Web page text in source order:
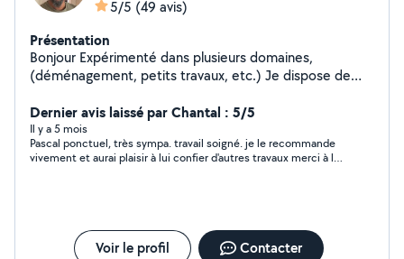
5/5 (49 avis)
Présentation
Bonjour Expérimenté dans plusieurs domaines,
(déménagement, petits travaux, etc.) Je dispose de
électroportatifs, un diable et sangles dans le cadre de
déménagement), pour vous apporter mon aide et
compétence. Mes services: Déménager ou aménager,
Monter des meubles, Petits travaux éventuellement à
disposition
Dernier avis laissé par Chantal : 5/5
Il y a 5 mois
Pascal ponctuel, très sympa. travail soigné. je le recommande
vivement et aurai plaisir à lui confier d'autres travaux merci à lui
Voir le profil Contacter